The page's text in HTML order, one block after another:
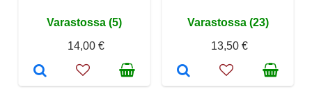
Varastossa (5)
14,00 €
Varastossa (23)
13,50 €